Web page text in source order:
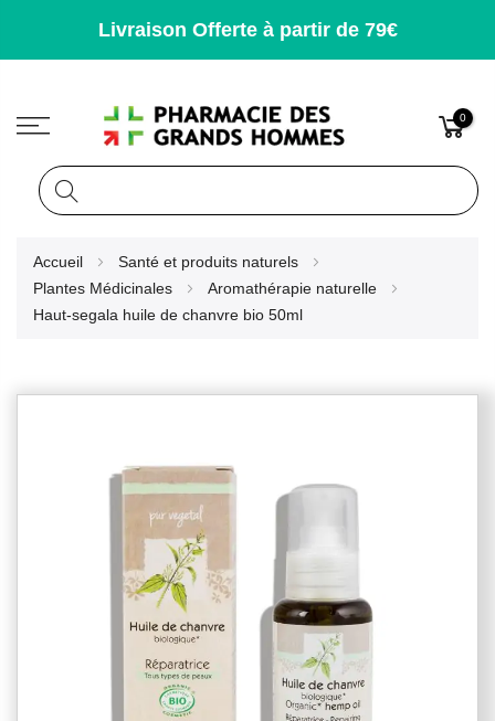
Livraison Offerte à partir de 79€
0
Accueil
Santé et produits naturels
Plantes Médicinales
Aromathérapie naturelle
Haut-segala huile de chanvre bio 50ml